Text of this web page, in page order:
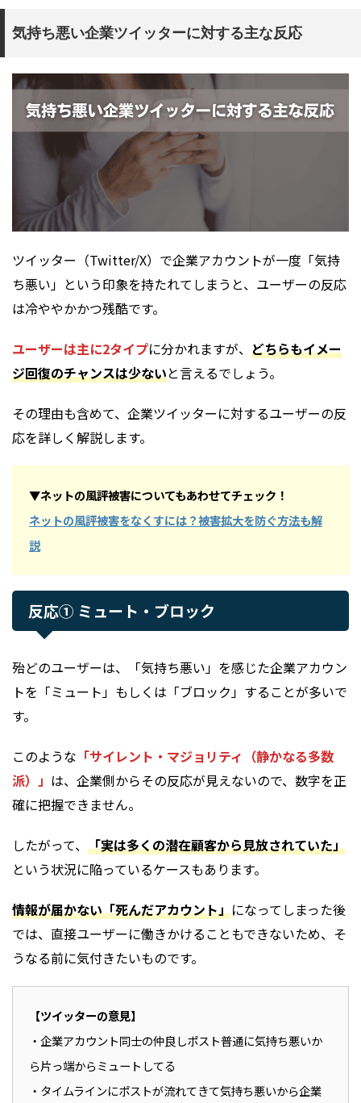
気持ち悪い企業ツイッターに対する主な反応
ツイッター（Twitter/X）で企業アカウントが一度「気持
ち悪い」という印象を持たれてしまうと、ユーザーの反応
は冷ややかかつ残酷です。
ユーザーは主に2タイプに分かれますが、 どちらもイメー
ジ回復のチャンスは少ないと言えるでしょう。
その理由も含めて、企業ツイッターに対するユーザーの反
応を詳しく解説します。
▼ネットの風評被害についてもあわせてチェック！
ネットの風評被害をなくすには？被害拡大を防ぐ方法も解
説
反応① ミュート・ブロック
殆どのユーザーは、「気持ち悪い」を感じた企業アカウン
トを「ミュート」もしくは「ブロック」することが多いで
す。
このような 「サイレント・マジョリティ（静かなる多数
派）」 は、企業側からその反応が見えないので、数字を正
確に把握できません。
したがって、 「実は多くの潜在顧客から見放されていた」
という状況に陥っているケースもあります。
情報が届かない「死んだアカウント」になってしまった後
では、直接ユーザーに働きかけることもできないため、そ
うなる前に気付きたいものです。
【ツイッターの意見】
・企業アカウント同士の仲良しポスト普通に気持ち悪いか
ら片っ端からミュートしてる
・タイムラインにポストが流れてきて気持ち悪いから企業